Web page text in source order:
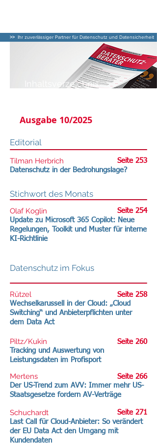
>> Ihr zuverlässiger Partner für Datenschutz und Datensicherheit
Inhaltsverzeichnis
Ausgabe 10/2025
Editorial
Tilman Herbrich
Seite 253
Datenschutz in der Bedrohungslage?
Stichwort des Monats
Olaf Koglin
Seite 254
Update zu Microsoft 365 Copilot: Neue
Regelungen, Toolkit und Muster für interne
KI-Richtlinie
Datenschutz im Fokus
Rützel
Wechselkarussell in der Cloud: „Cloud
Switching“ und Anbieterpflichten unter
dem Data Act
Seite 258
Piltz/Kukin
Seite 260
Tracking und Auswertung von
Leistungsdaten im Profisport
Seite 266
Mertens
Der US-Trend zum AVV: Immer mehr US-
Staatsgesetze fordern AV-Verträge
Schuchardt
Seite 271
Last Call für Cloud-Anbieter: So verändert
der EU Data Act den Umgang mit
Kundendaten